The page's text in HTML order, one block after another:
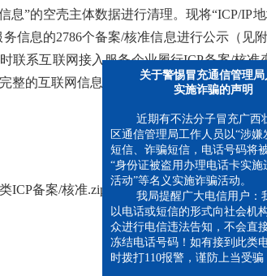
息”的空壳主体数据进行清理。现将“ICP/IP
信息的2786个备案/核准信息进行公示（见
联系互联网接入服务企业履行ICP备案/核
整的互联网信息服务备案/核准。
ICP备案/核准.zip
关于警惕冒充通信管理局人
近期有不法分子冒充广西壮
区通信管理局工作人员以“涉嫌发
短信、诈骗短信，电话号码将被
“身份证被盗用办理电话卡实施违
活动”等名义实施诈骗活动。
我局提醒广大电信用户：我
以电话或短信的形式向社会机构
众进行电信违法告知，不会直接
冻结电话号码！如有接到此类电话